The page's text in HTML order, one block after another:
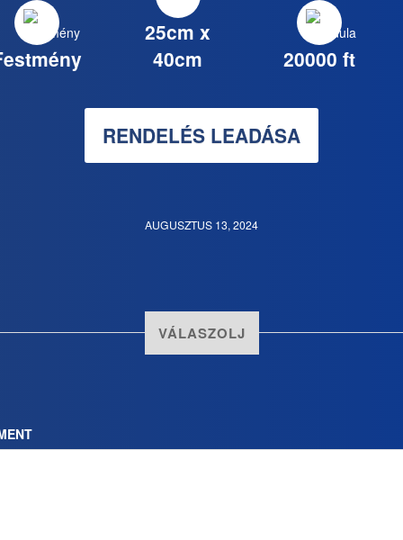
25cm x
40cm
20000 ft
RENDELÉS LEADÁSA
AUGUSZTUS 13, 2024
VÁLASZOLJ